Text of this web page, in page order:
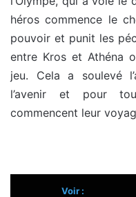
héros commence le
pouvoir et punit les
entre Kros et Athéna
jeu. Cela a soulevé
l’avenir et pour
commencent leur
Voir :